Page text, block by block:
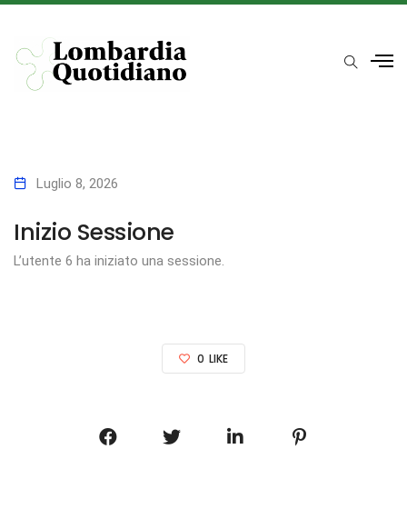
Luglio 8, 2026
Inizio Sessione
L’utente 6 ha iniziato una sessione.
0 LIKE